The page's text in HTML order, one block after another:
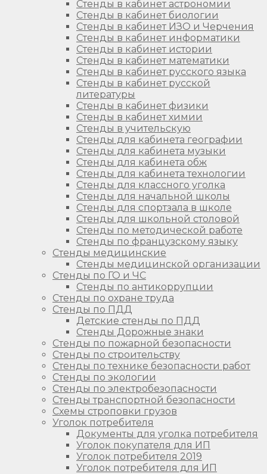
Стенды в кабинет астрономии
Стенды в кабинет биологии
Стенды в кабинет ИЗО и Черчения
Стенды в кабинет информатики
Стенды в кабинет истории
Стенды в кабинет математики
Стенды в кабинет русского языка
Стенды в кабинет русской
литературы
Стенды в кабинет физики
Стенды в кабинет химии
Стенды в учительскую
Стенды для кабинета географии
Стенды для кабинета музыки
Стенды для кабинета обж
Стенды для кабинета технологии
Стенды для классного уголка
Стенды для начальной школы
Стенды для спортзала в школе
Стенды для школьной столовой
Стенды по методической работе
Стенды по французскому языку
Стенды медицинские
Стенды медицинской организации
Стенды по ГО и ЧС
Стенды по антикоррупции
Стенды по охране труда
Стенды по ПДД
Детские стенды по ПДД
Стенды Дорожные знаки
Стенды по пожарной безопасности
Стенды по строительству
Стенды по технике безопасности работ
Стенды по экологии
Стенды по электробезопасности
Стенды транспортной безопасности
Схемы строповки грузов
Уголок потребителя
Документы для уголка потребителя
Уголок покупателя для ИП
Уголок потребителя 2019
Уголок потребителя для ИП